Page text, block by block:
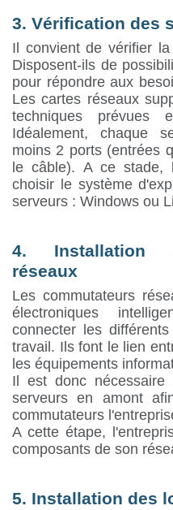
3. Vérification des
Il convient de vérifier
Disposent-ils de
pour répondre aux
Les cartes réseaux
techniques
Idéalement, chaque
moins 2 ports (entrées
le câble). A ce stade,
choisir le système
serveurs : Windows ou
4. Installation
réseaux
Les commutateurs
électroniques
connecter les
travail. Ils font le lien
les équipements
Il est donc nécessaire
serveurs en amont
commutateurs
A cette étape,
composants de son
5. Installation des